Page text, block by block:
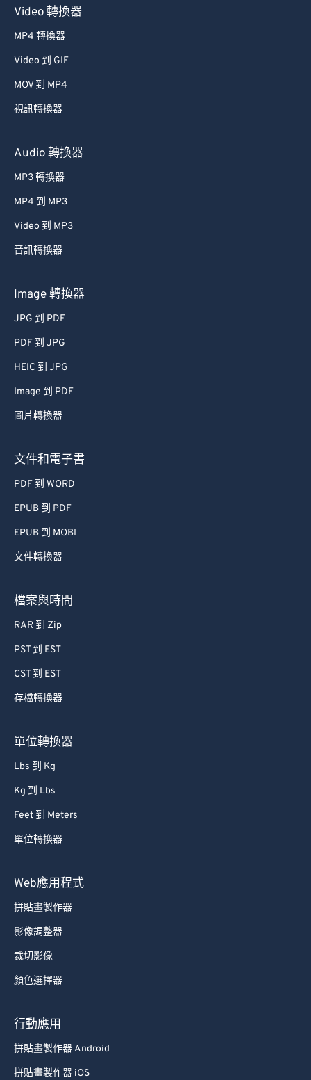
Video 轉換器
MP4 轉換器
Video 到 GIF
MOV 到 MP4
視訊轉換器
Audio 轉換器
MP3 轉換器
MP4 到 MP3
Video 到 MP3
音訊轉換器
Image 轉換器
JPG 到 PDF
PDF 到 JPG
HEIC 到 JPG
Image 到 PDF
圖片轉換器
文件和電子書
PDF 到 WORD
EPUB 到 PDF
EPUB 到 MOBI
文件轉換器
檔案與時間
RAR 到 Zip
PST 到 EST
CST 到 EST
存檔轉換器
單位轉換器
Lbs 到 Kg
Kg 到 Lbs
Feet 到 Meters
單位轉換器
Web應用程式
拼貼畫製作器
影像調整器
裁切影像
顏色選擇器
行動應用
拼貼畫製作器 Android
拼貼畫製作器 iOS